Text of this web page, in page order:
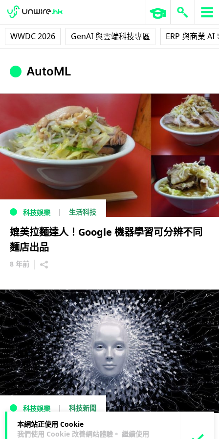
WWDC 2026 GenAI 與雲端科技專區 ERP 與商業 AI
本網站正使用 Cookie
我們使用 Cookie 改善網站體驗。 繼續使用
AutoML
科技娛樂 生活科技
媲美拉麵達人！Google 機器學習可分辨不同
麵店出品
8 年前
科技娛樂 科技新聞
Google AI編寫新AI 更勝人類製作的AI